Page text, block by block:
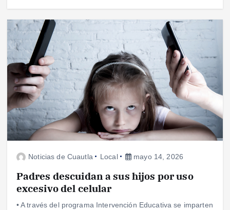
Noticias de Cuautla Local mayo 14, 2026
Padres descuidan a sus hijos por uso
excesivo del celular
• A través del programa Intervención Educativa se imparten